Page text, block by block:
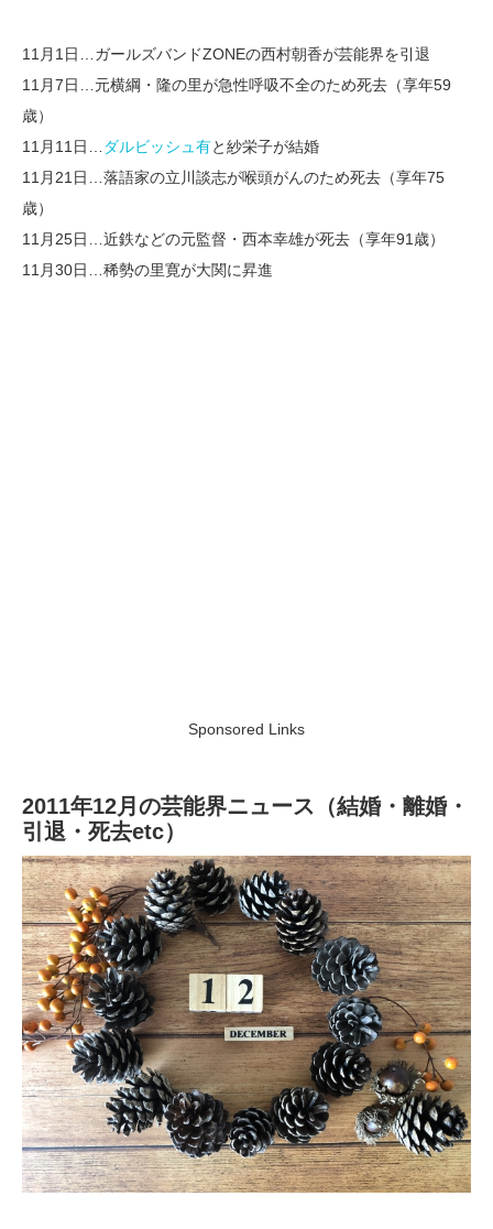
11月1日…ガールズバンドZONEの西村朝香が芸能界を引退
11月7日…元横綱・隆の里が急性呼吸不全のため死去（享年59
歳）
11月11日…
ダルビッシュ有と紗栄子が結婚
11月21日…落語家の立川談志が喉頭がんのため死去（享年75
歳）
11月25日…近鉄などの元監督・西本幸雄が死去（享年91歳）
11月30日…稀勢の里寛が大関に昇進
Sponsored Links
2011年12月の芸能界ニュース（結婚・離婚・
引退・死去etc）